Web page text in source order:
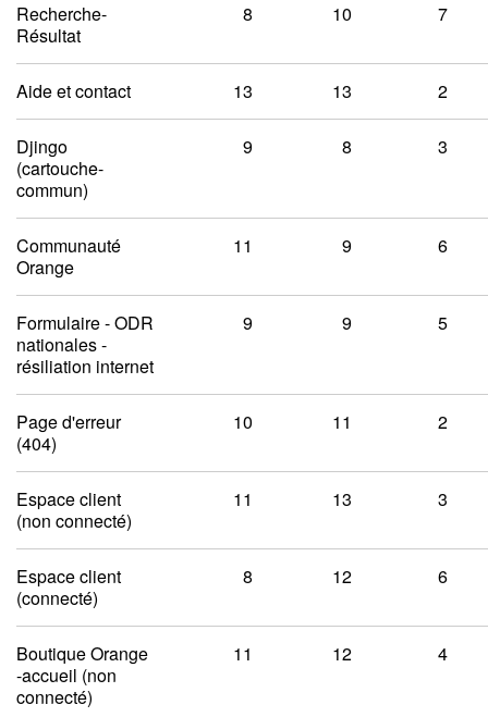
Recherche-
Résultat
8 10 7
Aide et contact 13 13 2
Djingo
(cartouche-
commun)
9 8 3
Communauté
Orange
11 9 6
Formulaire - ODR
nationales -
résiliation internet
9 9 5
Page d'erreur
(404)
10 11 2
Espace client
(non connecté)
11 13 3
Espace client
(connecté)
8 12 6
Boutique Orange
-accueil (non
connecté)
11 12 4